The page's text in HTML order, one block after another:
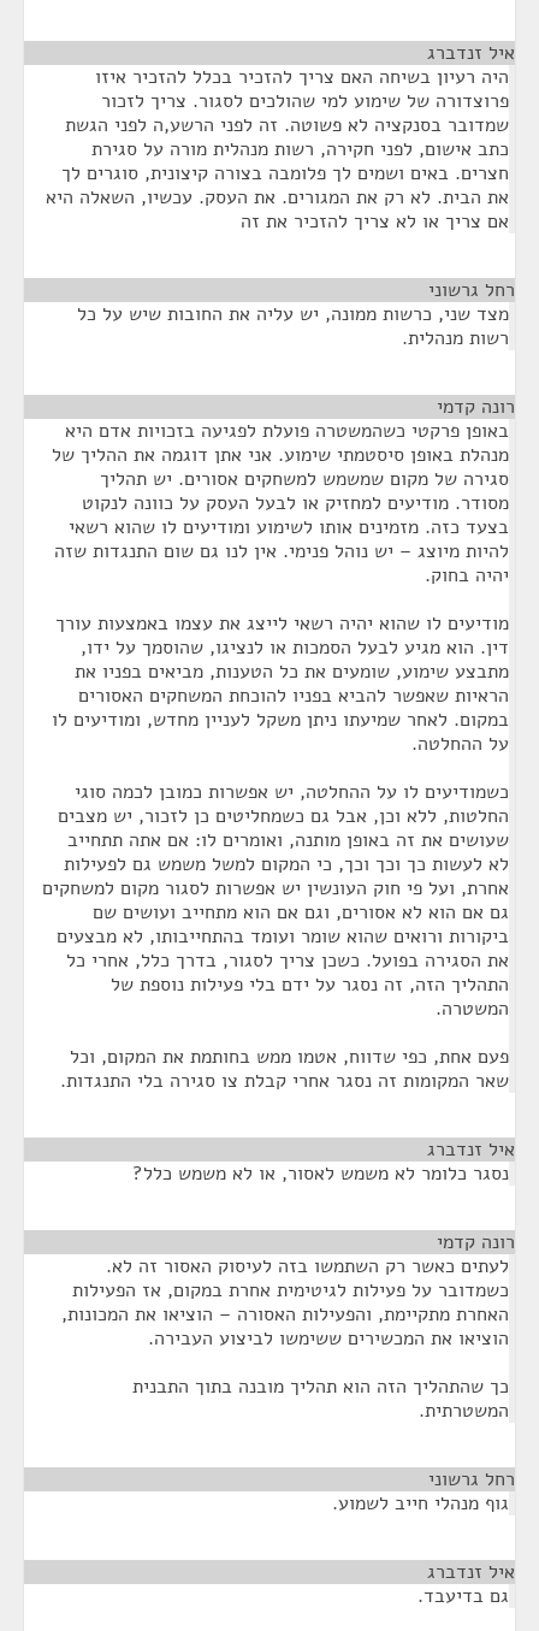
איל זנדברג
היה רעיון בשיחה האם צריך להזכיר בכלל להזכיר איזו
פרוצדורה של שימוע למי שהולכים לסגור. צריך לזכור
שמדובר בסנקציה לא פשוטה. זה לפני הרשע,ה לפני הגשת
כתב אישום, לפני חקירה, רשות מנהלית מורה על סגירת
חצרים. באים ושמים לך פלומבה בצורה קיצונית, סוגרים לך
את הבית. לא רק את המגורים. את העסק. עכשיו, השאלה היא
אם צריך או לא צריך להזכיר את זה
רחל גרשוני
מצד שני, כרשות ממונה, יש עליה את החובות שיש על כל
רשות מנהלית.
רונה קדמי
באופן פרקטי כשהמשטרה פועלת לפגיעה בזכויות אדם היא
מנהלת באופן סיסטמתי שימוע. אני אתן דוגמה את ההליך של
סגירה של מקום שמשמש למשחקים אסורים. יש תהליך
מסודר. מודיעים למחזיק או לבעל העסק על כוונה לנקוט
בצעד כזה. מזמינים אותו לשימוע ומודיעים לו שהוא רשאי
להיות מיוצג – יש נוהל פנימי. אין לנו גם שום התנגדות שזה
יהיה בחוק.
מודיעים לו שהוא יהיה רשאי לייצג את עצמו באמצעות עורך
דין. הוא מגיע לבעל הסמכות או לנציגו, שהוסמך על ידו,
מתבצע שימוע, שומעים את כל הטענות, מביאים בפניו את
הראיות שאפשר להביא בפניו להוכחת המשחקים האסורים
במקום. לאחר שמיעתו ניתן משקל לעניין מחדש, ומודיעים לו
על ההחלטה.
כשמודיעים לו על ההחלטה, יש אפשרות כמובן לכמה סוגי
החלטות, ללא וכן, אבל גם כשמחליטים כן לזכור, יש מצבים
שעושים את זה באופן מותנה, ואומרים לו: אם אתה תתחייב
לא לעשות כך וכך וכך, כי המקום למשל משמש גם לפעילות
אחרת, ועל פי חוק העונשין יש אפשרות לסגור מקום למשחקים
גם אם הוא לא אסורים, וגם אם הוא מתחייב ועושים שם
ביקורות ורואים שהוא שומר ועומד בהתחייבותו, לא מבצעים
את הסגירה בפועל. כשכן צריך לסגור, בדרך כלל, אחרי כל
התהליך הזה, זה נסגר על ידם בלי פעילות נוספת של
המשטרה.
פעם אחת, כפי שדווח, אטמו ממש בחותמת את המקום, וכל
שאר המקומות זה נסגר אחרי קבלת צו סגירה בלי התנגדות.
איל זנדברג
נסגר כלומר לא משמש לאסור, או לא משמש כלל?
רונה קדמי
לעתים כאשר רק השתמשו בזה לעיסוק האסור זה לא.
כשמדובר על פעילות לגיטימית אחרת במקום, אז הפעילות
האחרת מתקיימת, והפעילות האסורה – הוציאו את המכונות,
הוציאו את המכשירים ששימשו לביצוע העבירה.
כך שהתהליך הזה הוא תהליך מובנה בתוך התבנית
המשטרתית.
רחל גרשוני
גוף מנהלי חייב לשמוע.
איל זנדברג
גם בדיעבד.